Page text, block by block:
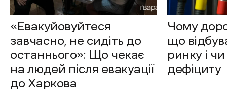
«Евакуйовуйтеся
завчасно, не сидіть до
останнього»: Що чекає
на людей після евакуації
до Харкова
Чому
що
ринку і
дефіциту